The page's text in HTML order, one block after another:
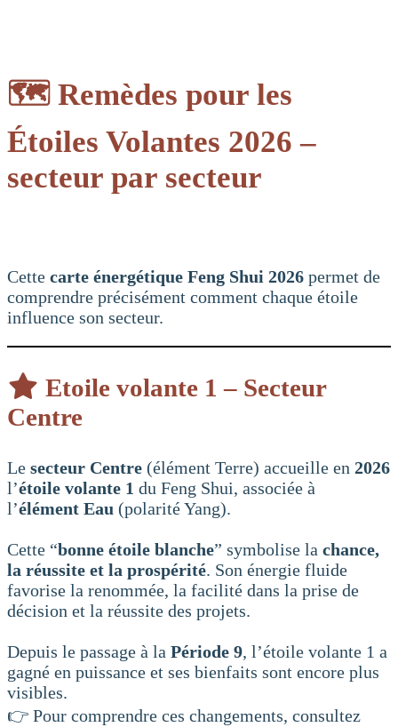
🗺️ Remèdes pour les
Étoiles Volantes 2026 –
secteur par secteur
Cette carte énergétique Feng Shui 2026 permet de
comprendre précisément comment chaque étoile
influence son secteur.
Etoile volante 1 – Secteur
Centre
Le secteur Centre (élément Terre) accueille en 2026
l’étoile volante 1 du Feng Shui, associée à
l’élément Eau (polarité Yang).
Cette “bonne étoile blanche” symbolise la chance,
la réussite et la prospérité. Son énergie fluide
favorise la renommée, la facilité dans la prise de
décision et la réussite des projets.
Depuis le passage à la Période 9, l’étoile volante 1 a
gagné en puissance et ses bienfaits sont encore plus
visibles.
👉 Pour comprendre ces changements, consultez